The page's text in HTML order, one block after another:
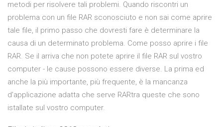
metodi per risolvere tali problemi. Quando riscontri un
problema con un file RAR sconosciuto e non sai come aprire
tale file, il primo passo che dovresti fare è determinare la
causa di un determinato problema. Come posso aprire i file
RAR. Se il arriva che non potete aprire il file RAR sul vostro
computer - le cause possono essere diverse. La prima ed
anche la più importante, più frequente, è la mancanza
d'applicazione adatta che serve RARtra queste che sono
istallate sul vostro computer.